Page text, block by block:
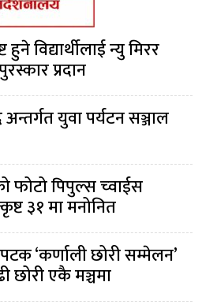
हुने विद्यार्थीलाई न्यु मिरर
प्रदान
अन्तर्गत युवा पर्यटन सञ्जाल
फोटो पिपुल्स च्वाईस
३१ मा मनोनित
‘कर्णाली छोरी सम्मेलन’
छोरी एकै मञ्चमा